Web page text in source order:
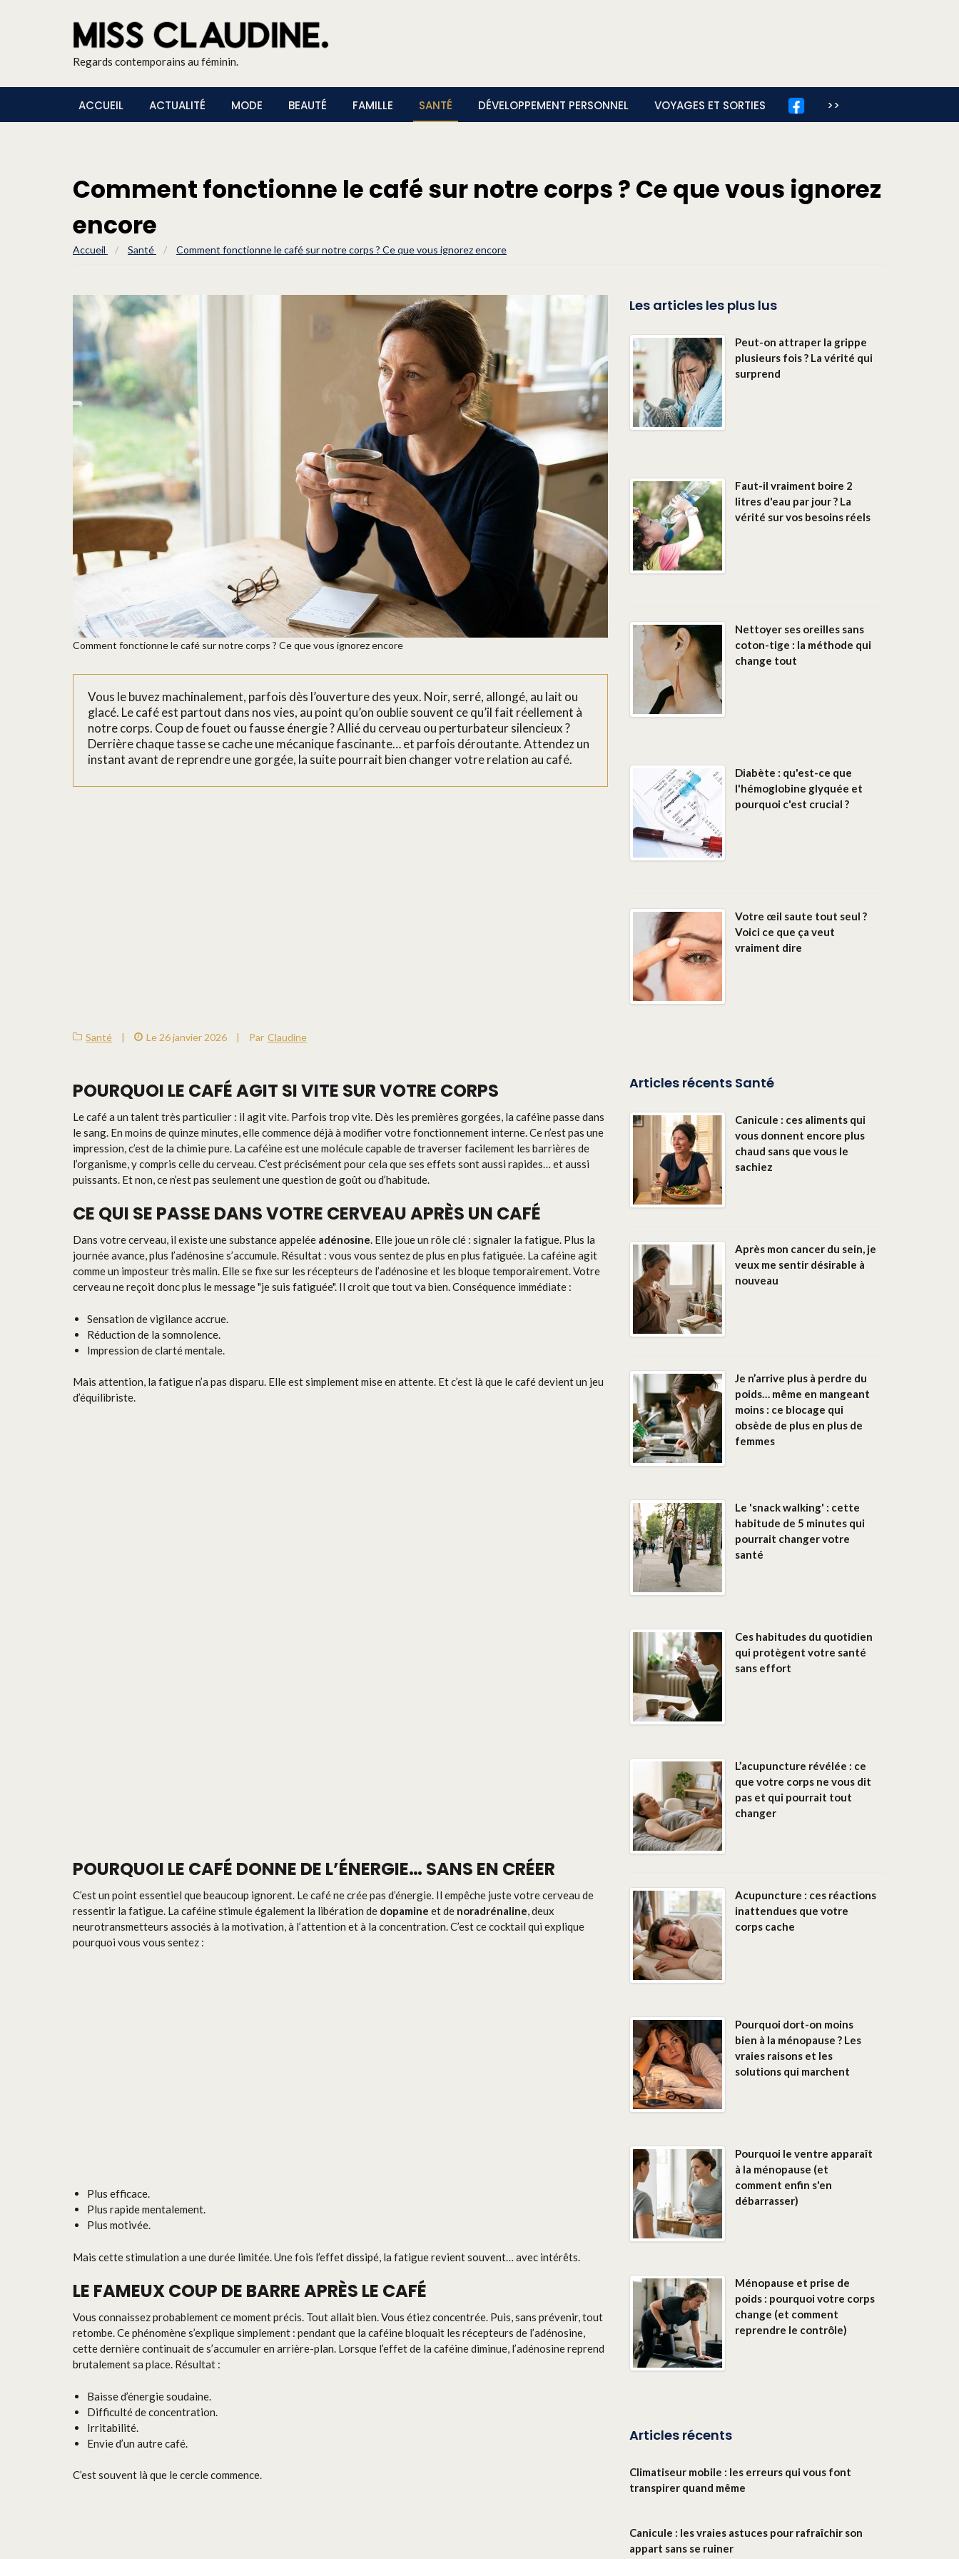
Regards contemporains au féminin.
ACCUEIL ACTUALITÉ MODE BEAUTÉ FAMILLE SANTÉ DÉVELOPPEMENT PERSONNEL VOYAGES ET SORTIES >>
Comment fonctionne le café sur notre corps ? Ce que vous ignorez
encore
Accueil / Santé / Comment fonctionne le café sur notre corps ? Ce que vous ignorez encore
Comment fonctionne le café sur notre corps ? Ce que vous ignorez encore
Vous le buvez machinalement, parfois dès l’ouverture des yeux. Noir, serré, allongé, au lait ou
glacé. Le café est partout dans nos vies, au point qu’on oublie souvent ce qu’il fait réellement à
notre corps. Coup de fouet ou fausse énergie ? Allié du cerveau ou perturbateur silencieux ?
Derrière chaque tasse se cache une mécanique fascinante… et parfois déroutante. Attendez un
instant avant de reprendre une gorgée, la suite pourrait bien changer votre relation au café.
Santé | Le 26 janvier 2026 | Par Claudine
POURQUOI LE CAFÉ AGIT SI VITE SUR VOTRE CORPS
Le café a un talent très particulier : il agit vite. Parfois trop vite. Dès les premières gorgées, la caféine passe dans
le sang. En moins de quinze minutes, elle commence déjà à modifier votre fonctionnement interne. Ce n’est pas une
impression, c’est de la chimie pure. La caféine est une molécule capable de traverser facilement les barrières de
l’organisme, y compris celle du cerveau. C’est précisément pour cela que ses effets sont aussi rapides… et aussi
puissants. Et non, ce n’est pas seulement une question de goût ou d’habitude.
CE QUI SE PASSE DANS VOTRE CERVEAU APRÈS UN CAFÉ
Dans votre cerveau, il existe une substance appelée adénosine. Elle joue un rôle clé : signaler la fatigue. Plus la
journée avance, plus l’adénosine s’accumule. Résultat : vous vous sentez de plus en plus fatiguée. La caféine agit
comme un imposteur très malin. Elle se fixe sur les récepteurs de l’adénosine et les bloque temporairement. Votre
cerveau ne reçoit donc plus le message "je suis fatiguée". Il croit que tout va bien. Conséquence immédiate :
Sensation de vigilance accrue.
Réduction de la somnolence.
Impression de clarté mentale.
Mais attention, la fatigue n’a pas disparu. Elle est simplement mise en attente. Et c’est là que le café devient un jeu
d’équilibriste.
POURQUOI LE CAFÉ DONNE DE L’ÉNERGIE… SANS EN CRÉER
C’est un point essentiel que beaucoup ignorent. Le café ne crée pas d’énergie. Il empêche juste votre cerveau de
ressentir la fatigue. La caféine stimule également la libération de dopamine et de noradrénaline, deux
neurotransmetteurs associés à la motivation, à l’attention et à la concentration. C’est ce cocktail qui explique
pourquoi vous vous sentez :
Plus efficace.
Plus rapide mentalement.
Plus motivée.
Mais cette stimulation a une durée limitée. Une fois l’effet dissipé, la fatigue revient souvent… avec intérêts.
LE FAMEUX COUP DE BARRE APRÈS LE CAFÉ
Vous connaissez probablement ce moment précis. Tout allait bien. Vous étiez concentrée. Puis, sans prévenir, tout
retombe. Ce phénomène s’explique simplement : pendant que la caféine bloquait les récepteurs de l’adénosine,
cette dernière continuait de s’accumuler en arrière-plan. Lorsque l’effet de la caféine diminue, l’adénosine reprend
brutalement sa place. Résultat :
Baisse d’énergie soudaine.
Difficulté de concentration.
Irritabilité.
Envie d’un autre café.
C’est souvent là que le cercle commence.
Les articles les plus lus
Peut-on attraper la grippe
plusieurs fois ? La vérité qui
surprend
Faut-il vraiment boire 2
litres d'eau par jour ? La
vérité sur vos besoins réels
Nettoyer ses oreilles sans
coton-tige : la méthode qui
change tout
Diabète : qu'est-ce que
l'hémoglobine glyquée et
pourquoi c'est crucial ?
Votre œil saute tout seul ?
Voici ce que ça veut
vraiment dire
Articles récents Santé
Canicule : ces aliments qui
vous donnent encore plus
chaud sans que vous le
sachiez
Après mon cancer du sein, je
veux me sentir désirable à
nouveau
Je n’arrive plus à perdre du
poids… même en mangeant
moins : ce blocage qui
obsède de plus en plus de
femmes
Le 'snack walking' : cette
habitude de 5 minutes qui
pourrait changer votre
santé
Ces habitudes du quotidien
qui protègent votre santé
sans effort
L’acupuncture révélée : ce
que votre corps ne vous dit
pas et qui pourrait tout
changer
Acupuncture : ces réactions
inattendues que votre
corps cache
Pourquoi dort-on moins
bien à la ménopause ? Les
vraies raisons et les
solutions qui marchent
Pourquoi le ventre apparaît
à la ménopause (et
comment enfin s'en
débarrasser)
Ménopause et prise de
poids : pourquoi votre corps
change (et comment
reprendre le contrôle)
Articles récents
Climatiseur mobile : les erreurs qui vous font
transpirer quand même
Canicule : les vraies astuces pour rafraîchir son
appart sans se ruiner